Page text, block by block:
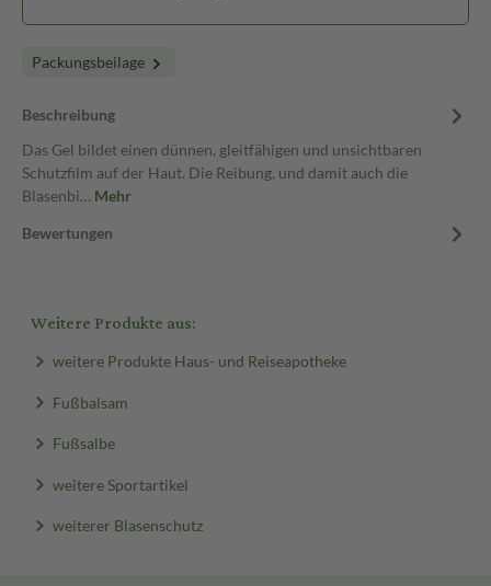
Packungsbeilage
Beschreibung
Das Gel bildet einen dünnen, gleitfähigen und unsichtbaren
Schutzfilm auf der Haut. Die Reibung, und damit auch die
Blasenbi… Mehr
Bewertungen
Weitere Produkte aus:
weitere Produkte Haus- und Reiseapotheke
Fußbalsam
Fußsalbe
weitere Sportartikel
weiterer Blasenschutz